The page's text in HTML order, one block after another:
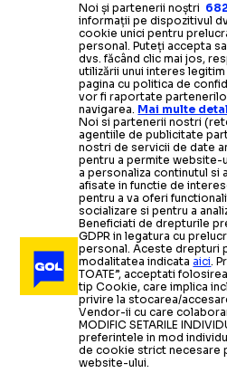
Noi și partenerii noștri 682
informații pe dispozitivul
cookie unici pentru
personal. Puteți accepta
dvs. făcând clic mai jos,
utilizării unui interes
pagina cu politica de
vor fi raportate
navigarea. Mai multe
Noi si partenerii nostri
agentiile de publicitate
nostri de servicii de date
pentru a permite website-
a personaliza continutul si
afisate in functie de
pentru a va oferi
socializare si pentru a
Beneficiati de drepturile
GDPR in legatura cu
personal. Aceste drepturi
modalitatea indicataaici.
TOATE”, acceptati
tip Cookie, care implica
privire la stocarea/
Vendor-ii cu care
MODIFIC SETARILE
preferintele in mod
de cookie strict necesare
website-ului.